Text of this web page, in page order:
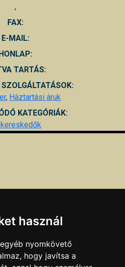
,
FAX:
E-MAIL:
TARTÁS:
, Háztartási áruk
KATEGÓRIÁK:
használ
nyomkövető
hogy javítsa a